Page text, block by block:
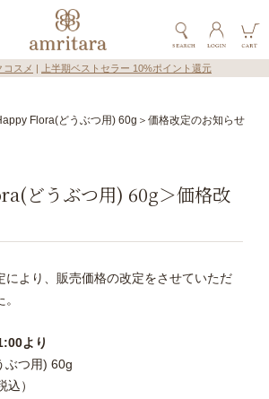
コスメ 上半期ベストセラー 10%ポイント還元
Flora(どうぶつ用) 60g＞価格改定のお知らせ
どうぶつ用) 60g＞価格改
により、販売価格の改定をさせていただ
より
ぶつ用) 60g
）